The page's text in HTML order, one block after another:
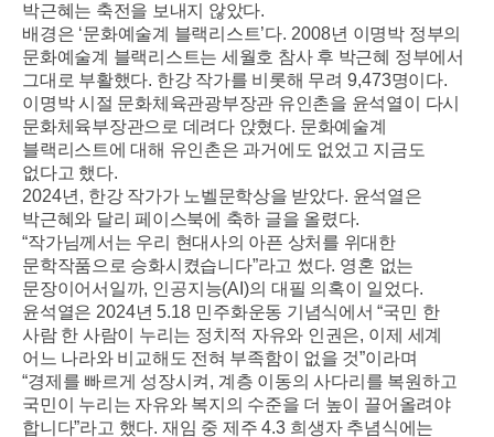
박근혜는 축전을 보내지 않았다.
배경은 ‘문화예술계 블랙리스트’다. 2008년 이명박 정부의
문화예술계 블랙리스트는 세월호 참사 후 박근혜 정부에서
그대로 부활했다. 한강 작가를 비롯해 무려 9,473명이다.
이명박 시절 문화체육관광부장관 유인촌을 윤석열이 다시
문화체육부장관으로 데려다 앉혔다. 문화예술계
블랙리스트에 대해 유인촌은 과거에도 없었고 지금도
없다고 했다.
2024년 , 한강 작가가 노벨문학상을 받았다. 윤석열은
박근혜와 달리 페이스북에 축하 글을 올렸다.
“작가님께서는 우리 현대사의 아픈 상처를 위대한
문학작품으로 승화시켰습니다”라고 썼다. 영혼 없는
문장이어서일까, 인공지능(AI)의 대필 의혹이 일었다.
윤석열은 2024년 5.18 민주화운동 기념식에서“국민 한
사람 한 사람이 누리는 정치적 자유와 인권은, 이제 세계
어느 나라와 비교해도 전혀 부족함이 없을 것”이라며
“경제를 빠르게 성장시켜 , 계층 이동의 사다리를 복원하고
국민이 누리는 자유와 복지의 수준을 더 높이 끌어올려야
합니다”라고 했다.재임 중 제주4.3 희생자 추념식에는